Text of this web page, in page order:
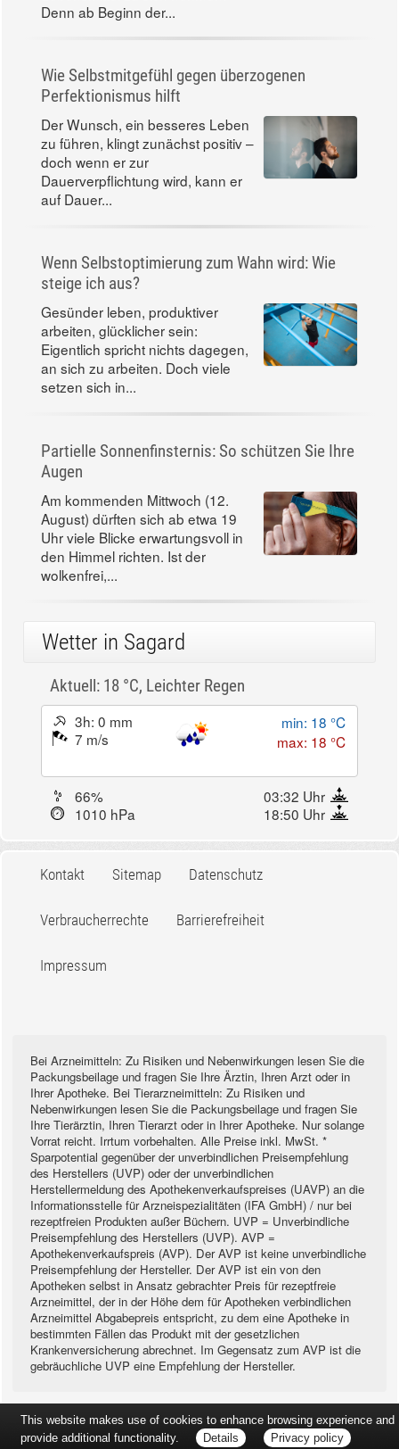
Denn ab Beginn der...
Wie Selbstmitgefühl gegen überzogenen
Perfektionismus hilft
Der Wunsch, ein besseres Leben
zu führen, klingt zunächst positiv –
doch wenn er zur
Dauerverpflichtung wird, kann er
auf Dauer...
Wenn Selbstoptimierung zum Wahn wird: Wie
steige ich aus?
Gesünder leben, produktiver
arbeiten, glücklicher sein:
Eigentlich spricht nichts dagegen,
an sich zu arbeiten. Doch viele
setzen sich in...
Partielle Sonnenfinsternis: So schützen Sie Ihre
Augen
Am kommenden Mittwoch (12.
August) dürften sich ab etwa 19
Uhr viele Blicke erwartungsvoll in
den Himmel richten. Ist der
wolkenfrei,...
Wetter in Sagard
Aktuell: 18 °C, Leichter Regen
3h: 0 mm
7 m/s
min: 18 °C
max: 18 °C
66%
03:32 Uhr
1010 hPa
18:50 Uhr
Kontakt Sitemap Datenschutz
Verbraucherrechte Barrierefreiheit
Impressum
Bei Arzneimitteln: Zu Risiken und Nebenwirkungen lesen Sie die
Packungsbeilage und fragen Sie Ihre Ärztin, Ihren Arzt oder in
Ihrer Apotheke. Bei Tierarzneimitteln: Zu Risiken und
Nebenwirkungen lesen Sie die Packungsbeilage und fragen Sie
Ihre Tierärztin, Ihren Tierarzt oder in Ihrer Apotheke. Nur solange
Vorrat reicht. Irrtum vorbehalten. Alle Preise inkl. MwSt. *
Sparpotential gegenüber der unverbindlichen Preisempfehlung
des Herstellers (UVP) oder der unverbindlichen
Herstellermeldung des Apothekenverkaufspreises (UAVP) an die
Informationsstelle für Arzneispezialitäten (IFA GmbH) / nur bei
rezeptfreien Produkten außer Büchern. UVP = Unverbindliche
Preisempfehlung des Herstellers (UVP). AVP =
Apothekenverkaufspreis (AVP). Der AVP ist keine unverbindliche
Preisempfehlung der Hersteller. Der AVP ist ein von den
Apotheken selbst in Ansatz gebrachter Preis für rezeptfreie
Arzneimittel, der in der Höhe dem für Apotheken verbindlichen
Arzneimittel Abgabepreis entspricht, zu dem eine Apotheke in
bestimmten Fällen das Produkt mit der gesetzlichen
Krankenversicherung abrechnet. Im Gegensatz zum AVP ist die
gebräuchliche UVP eine Empfehlung der Hersteller.
This website makes use of cookies to enhance browsing experience and
provide additional functionality.
Details Privacy policy